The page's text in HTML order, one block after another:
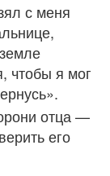
с меня
чтобы я мог
отца —
его